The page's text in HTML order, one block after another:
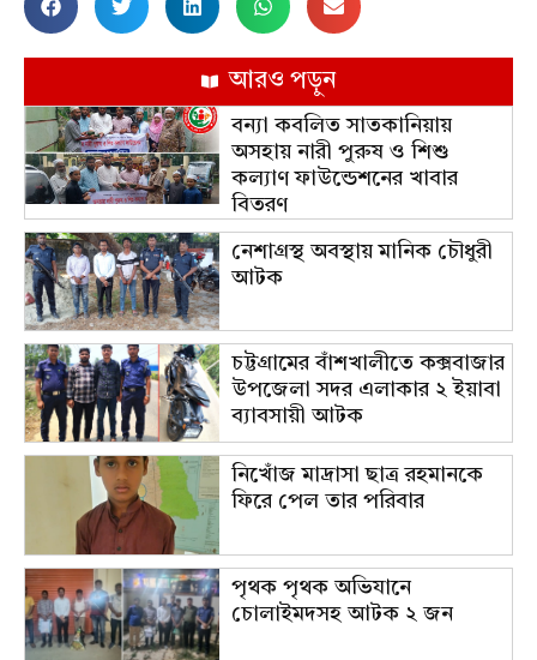
আরও পড়ুন
বন্যা কবলিত সাতকানিয়ায়
অসহায় নারী পুরুষ ও শিশু
কল্যাণ ফাউন্ডেশনের খাবার
বিতরণ
নেশাগ্রস্থ অবস্থায় মানিক চৌধুরী
আটক
চট্টগ্রামের বাঁশখালীতে কক্সবাজার
উপজেলা সদর এলাকার ২ ইয়াবা
ব্যাবসায়ী আটক
নিখোঁজ মাদ্রাসা ছাত্র রহমানকে
ফিরে পেল তার পরিবার
পৃথক পৃথক অভিযানে
চোলাইমদসহ আটক ২ জন